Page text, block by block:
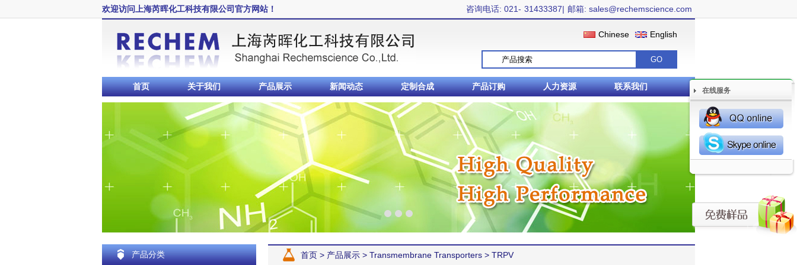
欢迎访问上海芮晖化工科技有限公司官方网站！ 咨询电话: 021- 31433387| 邮箱: sales@rechemscience.com
Chinese English
首页 关于我们 产品展示 新闻动态 定制合成 产品订购 人力资源 联系我们
产品分类 首页 > 产品展示 > Transmembrane Transporters > TRPV
在线服务